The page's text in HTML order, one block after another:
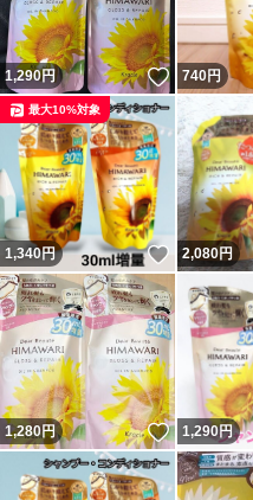
1,290円 いいね！
740円
1,340円 いいね！
最大10%対象
2,080円
1,280円 いいね！
1,290円